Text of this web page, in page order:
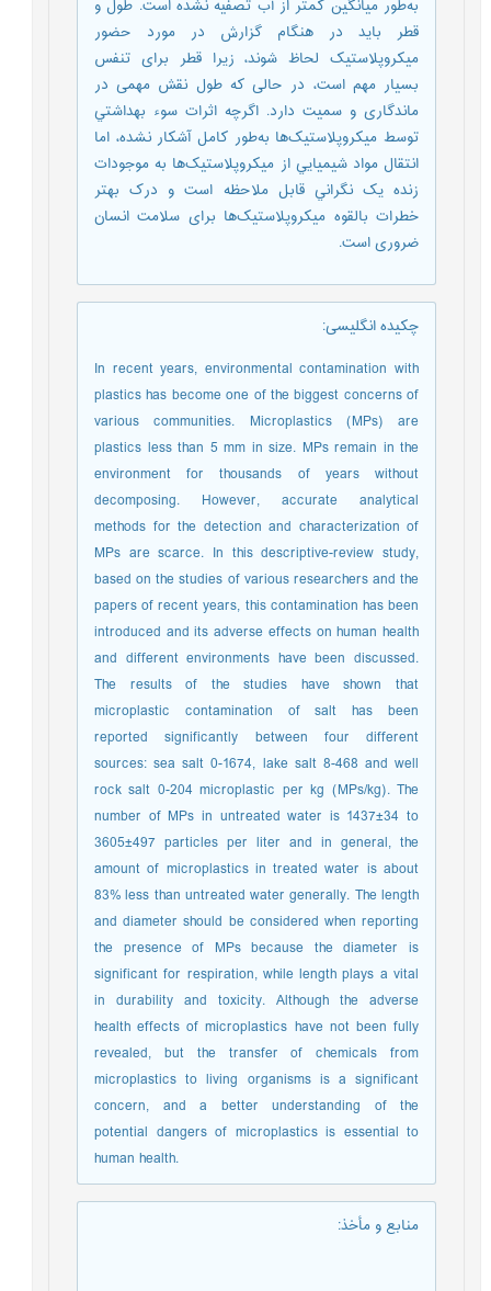
به‌طور میانگین کمتر از آب تصفیه نشده است. طول و
قطر باید در هنگام گزارش در مورد حضور
میکروپلاستیک لحاظ شوند، زیرا قطر برای تنفس
بسیار مهم است، در حالی که طول نقش مهمی در
ماندگاری و سمیت دارد. اگرچه اثرات سوء بهداشتي
توسط ميکروپلاستيک‌ها به‌طور کامل آشکار نشده، اما
انتقال مواد شيميايي از ميکروپلاستيک‌ها به موجودات
زنده يک نگراني قابل ملاحظه است و درک بهتر
خطرات بالقوه میکروپلاستیک‌ها برای سلامت انسان
ضروری است.
چکیده انگلیسی:
In recent years, environmental contamination with
plastics has become one of the biggest concerns of
various communities. Microplastics (MPs) are
plastics less than 5 mm in size. MPs remain in the
environment for thousands of years without
decomposing. However, accurate analytical
methods for the detection and characterization of
MPs are scarce. In this descriptive-review study,
based on the studies of various researchers and the
papers of recent years, this contamination has been
introduced and its adverse effects on human health
and different environments have been discussed.
The results of the studies have shown that
microplastic contamination of salt has been
reported significantly between four different
sources: sea salt 0-1674, lake salt 8-468 and well
rock salt 0-204 microplastic per kg (MPs/kg). The
number of MPs in untreated water is 1437±34 to
3605±497 particles per liter and in general, the
amount of microplastics in treated water is about
83% less than untreated water generally. The length
and diameter should be considered when reporting
the presence of MPs because the diameter is
significant for respiration, while length plays a vital
in durability and toxicity. Although the adverse
health effects of microplastics have not been fully
revealed, but the transfer of chemicals from
microplastics to living organisms is a significant
concern, and a better understanding of the
potential dangers of microplastics is essential to
human health.
منابع و مأخذ: